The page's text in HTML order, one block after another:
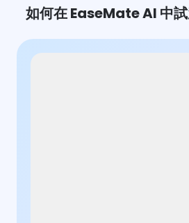
如何在 EaseMate AI 中